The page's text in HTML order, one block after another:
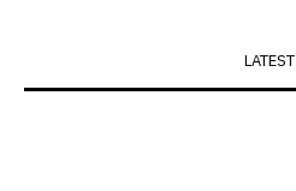
LATEST